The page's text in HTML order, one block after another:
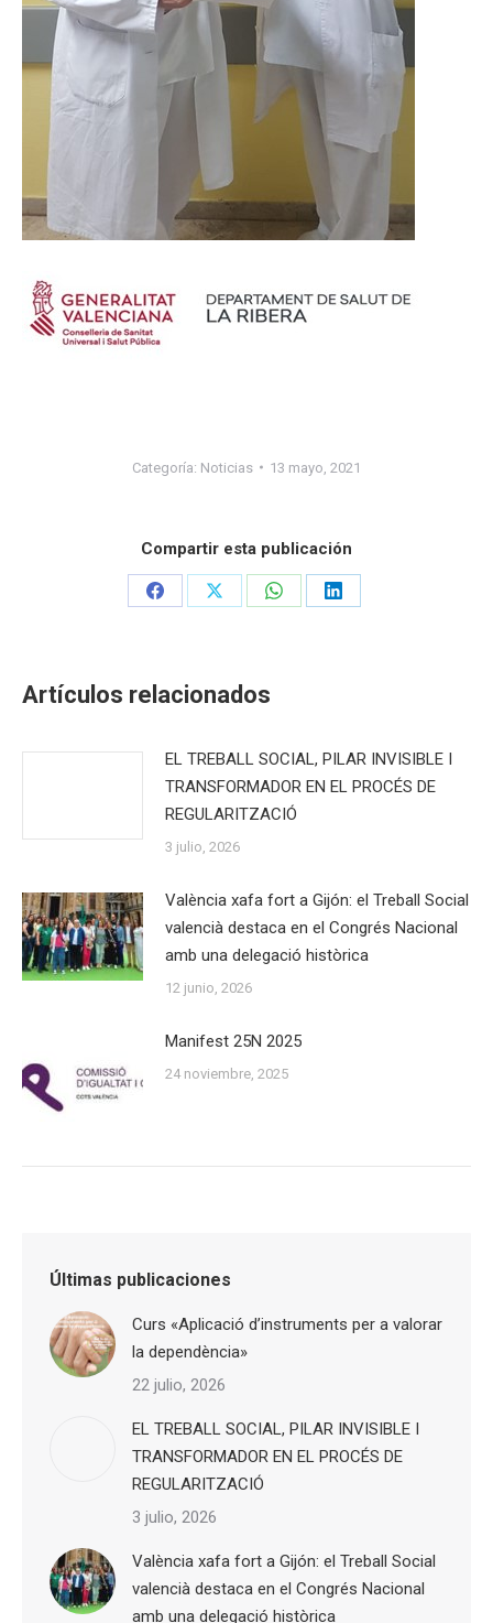
Categoría: Noticias 13 mayo, 2021
Compartir esta publicación
Share
Share
Share
Share
Artículos relacionados
EL TREBALL SOCIAL, PILAR INVISIBLE I
TRANSFORMADOR EN EL PROCÉS DE
REGULARITZACIÓ
3 julio, 2026
València xafa fort a Gijón: el Treball Social
valencià destaca en el Congrés Nacional
amb una delegació històrica
12 junio, 2026
Manifest 25N 2025
24 noviembre, 2025
Últimas publicaciones
Curs «Aplicació d’instruments per a valorar
la dependència»
22 julio, 2026
EL TREBALL SOCIAL, PILAR INVISIBLE I
TRANSFORMADOR EN EL PROCÉS DE
REGULARITZACIÓ
3 julio, 2026
València xafa fort a Gijón: el Treball Social
valencià destaca en el Congrés Nacional
amb una delegació històrica